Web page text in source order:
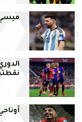
ميسي